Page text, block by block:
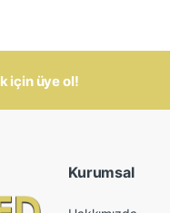
için üye ol!
Kurumsal